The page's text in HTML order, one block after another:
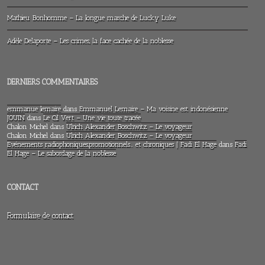
Mathieu Bonhomme – La longue marche de Lucky Luke
Adèle Delaporte – Les crimes, la face cachée de la noblesse
DERNIERS COMMENTAIRES
emmanue lemairedans Emmanuel Lemaire – Ma voisine est indonésienne
JOUINdans Le Cil Vert – Une vie toute tracée
Chalon Michel dans Ulrich Alexander Boschwitz – Le voyageur
Chalon Michel dans Ulrich Alexander Boschwitz – Le voyageur
Evénements radiophoniques,promotionnels… et chroniques | Fadi El Hagedans Fadi
El Hage – Le sabordage de la noblesse
CONTACT
Formulaire de contact